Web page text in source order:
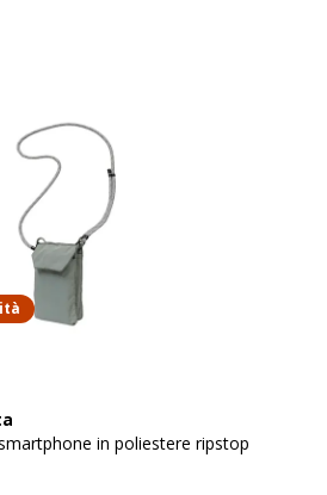
in poliestere ripstop